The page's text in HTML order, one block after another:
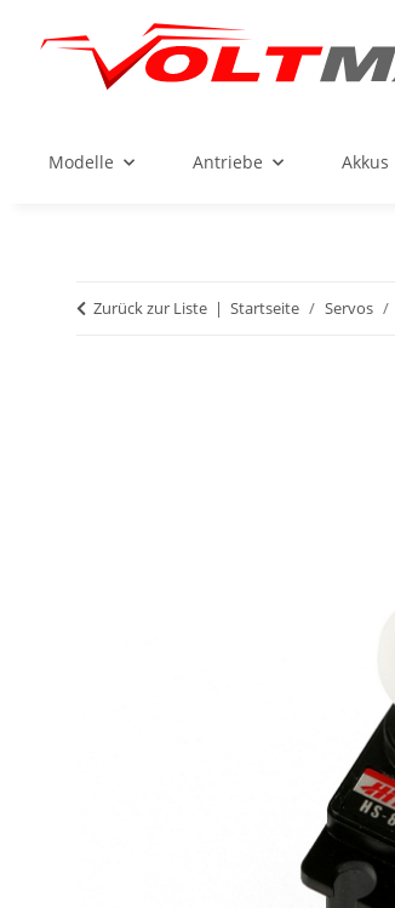
Modelle Antriebe Akkus
Zurück zur Liste Startseite Servos